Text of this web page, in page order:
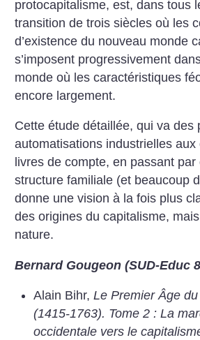
protocapitalisme, est, dans tous
transition de trois siècles où les
d’existence du nouveau monde
s’imposent progressivement
monde où les caractéristiques
encore largement.
Cette étude détaillée, qui va des
automatisations industrielles
livres de compte, en passant
structure familiale (et beaucoup
donne une vision à la fois plus
des origines du capitalisme,
nature.
Bernard Gougeon (SUD-Educ
Alain Bihr, Le Premier Âge
(1415-1763). Tome 2 : La
occidentale vers le